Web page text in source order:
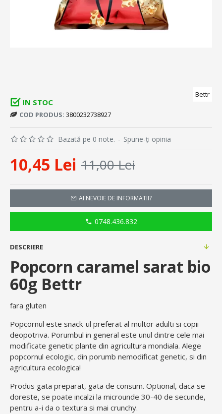
IN STOC
COD PRODUS: 3800232738927
Bettr
Bazată pe 0 note. - Spune-ţi opinia
10,45 Lei 11,00 Lei
AI NEVOIE DE INFORMATII?
0748.436.832
DESCRIERE
Popcorn caramel sarat bio
60g Bettr
fara gluten
Popcornul este snack-ul preferat al multor adulti si copii
deopotriva. Porumbul in general este unul dintre cele mai
modificate genetic plante din agricultura mondiala. Alege
popcornul ecologic, din porumb nemodificat genetic, si din
agricultura ecologica!
Produs gata preparat, gata de consum. Optional, daca se
doreste, se poate incalzi la microunde 30-40 de secunde,
pentru a-i da o textura si mai crunchy.